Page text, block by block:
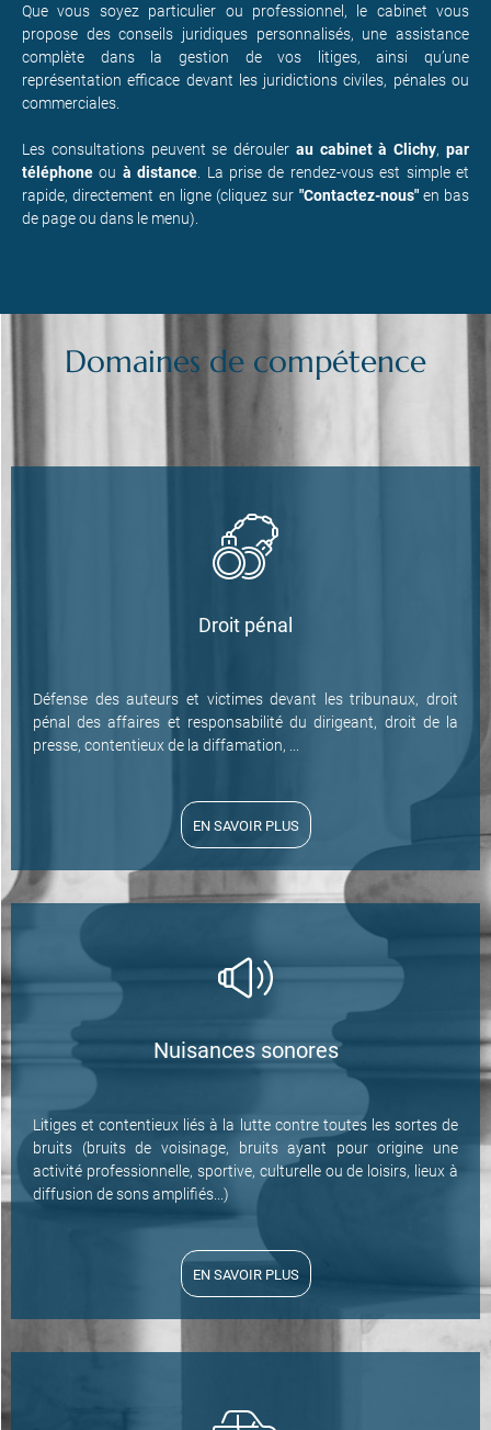
Que vous soyez particulier ou professionnel, le cabinet vous
propose des conseils juridiques personnalisés, une assistance
complète dans la gestion de vos litiges, ainsi qu’une
représentation efficace devant les juridictions civiles, pénales ou
commerciales.
Les consultations peuvent se dérouler au cabinet à Clichy,par
téléphone ou à distance . La prise de rendez-vous est simple et
rapide, directement en ligne (cliquez sur "Contactez-nous"en bas
de page ou dans le menu).
Domaines de compétence
Droit pénal
Défense des auteurs et victimes devant les tribunaux, droit
pénal des affaires et responsabilité du dirigeant, droit de la
presse, contentieux de la diffamation, ...
EN SAVOIR PLUS
Nuisances sonores
Litiges et contentieux liés à la lutte contre toutes les sortes de
bruits (bruits de voisinage, bruits ayant pour origine une
activité professionnelle, sportive, culturelle ou de loisirs, lieux à
diffusion de sons amplifiés...)
EN SAVOIR PLUS